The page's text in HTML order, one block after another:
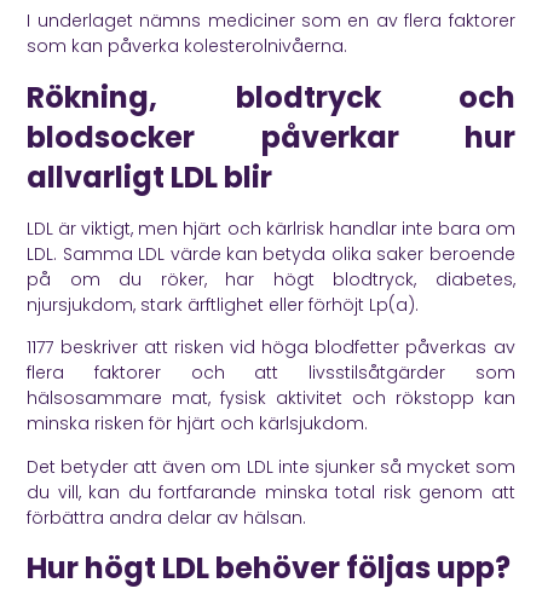
I underlaget nämns mediciner som en av flera faktorer
som kan påverka kolesterolnivåerna.
Rökning, blodtryck och
blodsocker påverkar hur
allvarligt LDL blir
LDL är viktigt, men hjärt och kärlrisk handlar inte bara om
LDL. Samma LDL värde kan betyda olika saker beroende
på om du röker, har högt blodtryck, diabetes,
njursjukdom, stark ärftlighet eller förhöjt Lp(a).
1177 beskriver att risken vid höga blodfetter påverkas av
flera faktorer och att livsstilsåtgärder som
hälsosammare mat, fysisk aktivitet och rökstopp kan
minska risken för hjärt och kärlsjukdom.
Det betyder att även om LDL inte sjunker så mycket som
du vill, kan du fortfarande minska total risk genom att
förbättra andra delar av hälsan.
Hur högt LDL behöver följas upp?